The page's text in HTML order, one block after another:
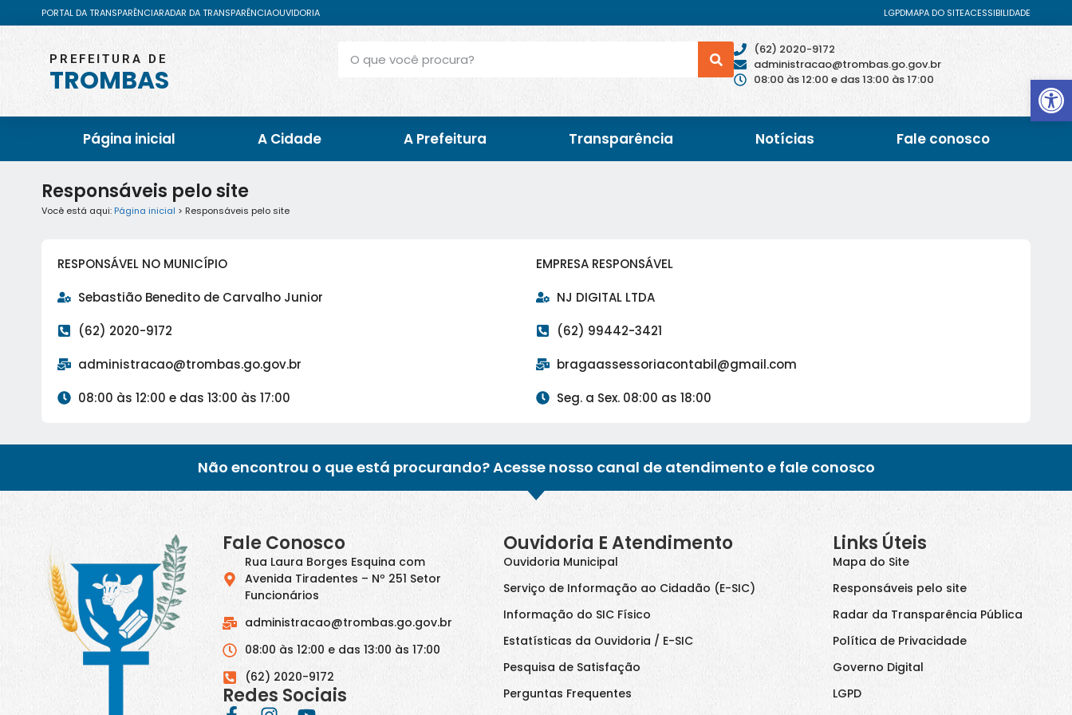
PORTAL DA TRANSPARÊNCIARADAR DA TRANSPARÊNCIAOUVIDORIA LGPDMAPA DO SITEACESSIBILIDADE
PREFEITURA DE
TROMBAS
(62) 2020-9172
administracao@trombas.go.gov.br
08:00 às 12:00 e das 13:00 às 17:00
Página inicial A Cidade A Prefeitura Transparência Notícias Fale conosco
Responsáveis pelo site
Você está aqui: Página inicial > Responsáveis pelo site
RESPONSÁVEL NO MUNICÍPIO
Sebastião Benedito de Carvalho Junior
(62) 2020-9172
administracao@trombas.go.gov.br
08:00 às 12:00 e das 13:00 às 17:00
EMPRESA RESPONSÁVEL
NJ DIGITAL LTDA
(62) 99442-3421
bragaassessoriacontabil@gmail.com
Seg. a Sex. 08:00 as 18:00
Não encontrou o que está procurando? Acesse nosso canal de atendimento e fale conosco
Fale Conosco
Rua Laura Borges Esquina com
Avenida Tiradentes – Nº 251 Setor
Funcionários
administracao@trombas.go.gov.br
08:00 às 12:00 e das 13:00 às 17:00
(62) 2020-9172
Redes Sociais
Ouvidoria E Atendimento
Ouvidoria Municipal
Serviço de Informação ao Cidadão (E-SIC)
Informação do SIC Físico
Estatísticas da Ouvidoria / E-SIC
Pesquisa de Satisfação
Perguntas Frequentes
Links Úteis
Mapa do Site
Responsáveis pelo site
Radar da Transparência Pública
Política de Privacidade
Governo Digital
LGPD
Abrir